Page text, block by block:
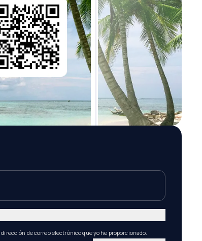
de correo electrónico que yo he proporcionado.